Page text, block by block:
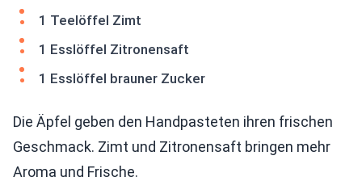
1 Teelöffel Zimt
1 Esslöffel Zitronensaft
1 Esslöffel brauner Zucker
Die Äpfel geben den Handpasteten ihren frischen
Geschmack. Zimt und Zitronensaft bringen mehr
Aroma und Frische.